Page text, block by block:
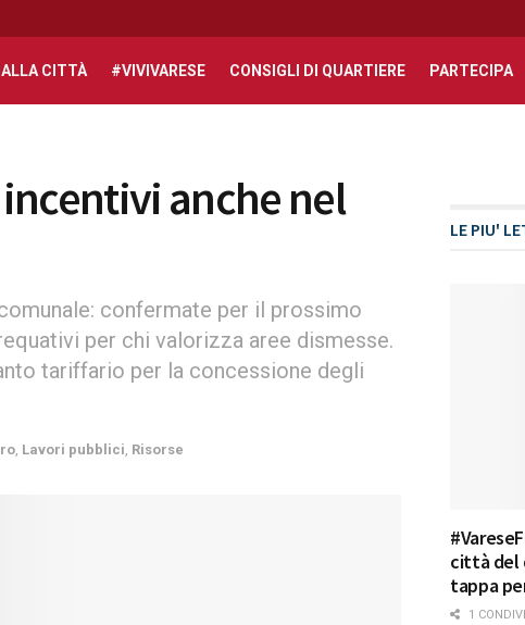
CITTÀ #VIVIVARESE CONSIGLI DI QUARTIERE PARTECIPA
anche nel
confermate per il prossimo
per chi valorizza aree dismesse.
tariffario per la concessione degli
Lavori pubblici Risorse
LE PIU'
città del
tappa
1